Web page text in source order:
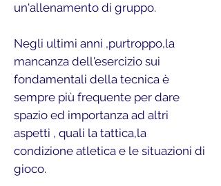
un'allenamento di gruppo.
Negli ultimi anni ,purtroppo,la
mancanza dell'esercizio sui
fondamentali della tecnica è
sempre più frequente per dare
spazio ed importanza ad altri
aspetti , quali la tattica,la
condizione atletica e le situazioni di
gioco.